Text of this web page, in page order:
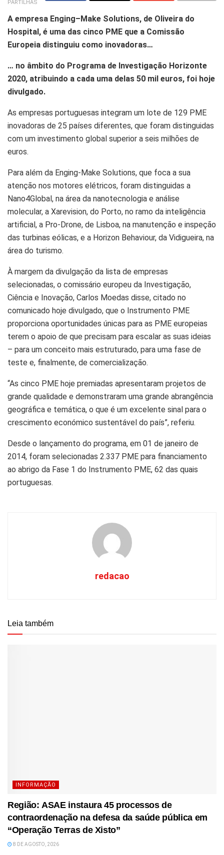
PARTILHAS
A empresa Enging–Make Solutions, de Oliveira do
Hospital, é uma das cinco PME que a Comissão
Europeia distinguiu como inovadoras…
… no âmbito do Programa de Investigação Horizonte
2020, atribuindo a cada uma delas 50 mil euros, foi hoje
divulgado.
As empresas portuguesas integram um lote de 129 PME
inovadoras de 25 países diferentes, que foram distinguidas
com um investimento global superior a seis milhões de
euros.
Para além da Enging-Make Solutions, que foca a sua
atenção nos motores elétricos, foram distinguidas a
Nano4Global, na área da nanotecnologia e análise
molecular, a Xarevision, do Porto, no ramo da inteligência
artificial, a Pro-Drone, de Lisboa, na manutenção e inspeção
das turbinas eólicas, e a Horizon Behaviour, da Vidigueira, na
área do turismo.
À margem da divulgação da lista de empresas
selecionadas, o comissário europeu da Investigação,
Ciência e Inovação, Carlos Moedas disse, citado no
comunicado hoje divulgado, que o Instrumento PME
proporciona oportunidades únicas para as PME europeias
terem o apoio de que precisam para escalar as suas ideias
– para um conceito mais estruturado, para uma fase de
teste e, finalmente, de comercialização.
“As cinco PME hoje premiadas apresentaram projetos de
grande qualidade e demonstraram uma grande abrangência
geográfica e temática, o que é um excelente sinal para o
crescimento económico sustentável do país”, referiu.
Desde o lançamento do programa, em 01 de janeiro de
2014, foram selecionadas 2.337 PME para financiamento
ao abrigo da Fase 1 do Instrumento PME, 62 das quais
portuguesas.
redacao
Leia também
INFORMAÇÃO
Região: ASAE instaura 45 processos de
contraordenação na defesa da saúde pública em
“Operação Terras de Xisto”
8 DE AGOSTO, 2026